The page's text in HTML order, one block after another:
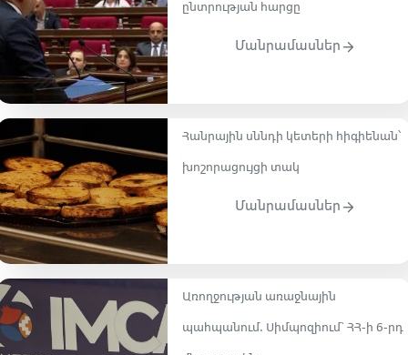
ընտրության հարցը
Մանրամասներ
Հանրային սննդի կետերի հիգիենան՝
խոշորացույցի տակ
Մանրամասներ
Առողջության առաջնային
պահպանում. Սիմպոզիում` ՀՀ-ի 6-րդ